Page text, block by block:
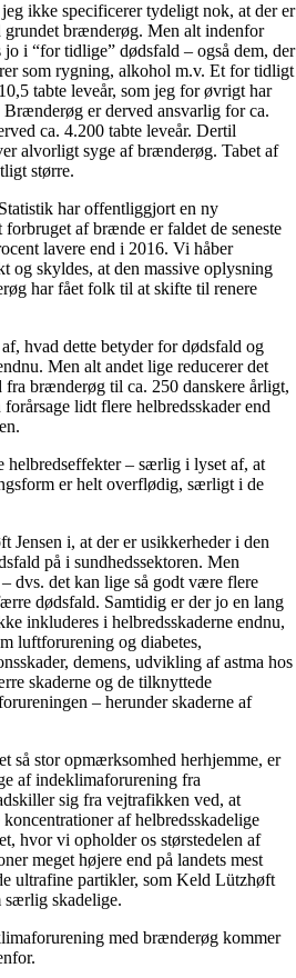
ikke specificerer tydeligt nok, at der er
grundet brænderøg. Men alt indenfor
jo i “for tidlige” dødsfald – også dem, der
som rygning, alkohol m.v. Et for tidligt
tabte leveår, som jeg for øvrigt har
er derved ansvarlig for ca.
ca. 4.200 tabte leveår. Dertil
alvorligt syge af brænderøg. Tabet af
større.
har offentliggjort en ny
forbruget af brænde er faldet de seneste
lavere end i 2016. Vi håber
og skyldes, at den massive oplysning
har fået folk til at skifte til renere
hvad dette betyder for dødsfald og
Men alt andet lige reducerer det
brænderøg til ca. 250 danskere årligt,
lidt flere helbredsskader end
helbredseffekter – særlig i lyset af, at
er helt overflødig, særligt i de
Jensen i, at der er usikkerheder i den
på i sundhedssektoren. Men
dvs. det kan lige så godt være flere
dødsfald. Samtidig er der jo en lang
inkluderes i helbredsskaderne endnu,
luftforurening og diabetes,
demens, udvikling af astma hos
skaderne og de tilknyttede
– herunder skaderne af
så stor opmærksomhed herhjemme, er
af indeklimaforurening fra
sig fra vejtrafikken ved, at
af helbredsskadelige
hvor vi opholder os størstedelen af
meget højere end på landets mest
ultrafine partikler, som Keld Lützhøft
særlig skadelige.
med brænderøg kommer